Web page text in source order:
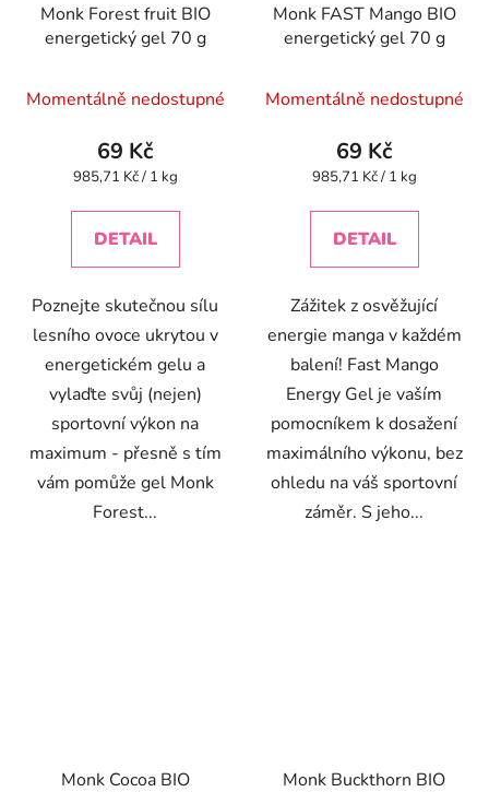
Monk Forest fruit BIO
energetický gel 70 g
Momentálně nedostupné
69 Kč
Měrná
985,71 Kč / 1 kg
DETAIL
Poznejte skutečnou sílu
lesního ovoce ukrytou v
energetickém gelu a
vylaďte svůj (nejen)
sportovní výkon na
maximum - přesně s tím
vám pomůže gel Monk
Forest...
Monk FAST Mango BIO
energetický gel 70 g
Momentálně nedostupné
69 Kč
Měrná
985,71 Kč / 1 kg
DETAIL
Zážitek z osvěžující
energie manga v každém
balení! Fast Mango
Energy Gel je vaším
pomocníkem k dosažení
maximálního výkonu, bez
ohledu na váš sportovní
záměr. S jeho...
Monk Cocoa BIO
Monk Buckthorn BIO